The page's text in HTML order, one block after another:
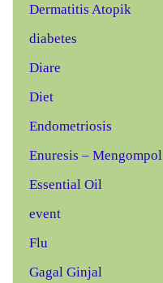
Dermatitis Atopik
diabetes
Diare
Diet
Endometriosis
Enuresis – Mengompol
Essential Oil
event
Flu
Gagal Ginjal